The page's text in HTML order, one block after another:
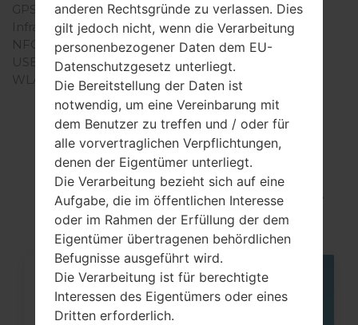
GPS
-
Infrarotanschluss
-
NFC
-
USB
USB 1.1
WLAN
-
Articles LGSGH-
E251(Samsung SGH-
E251)
anderen Rechtsgründe zu verlassen. Dies
gilt jedoch nicht, wenn die Verarbeitung
personenbezogener Daten dem EU-
Datenschutzgesetz unterliegt.
Die Bereitstellung der Daten ist
notwendig, um eine Vereinbarung mit
dem Benutzer zu treffen und / oder für
alle vorvertraglichen Verpflichtungen,
denen der Eigentümer unterliegt.
Die Verarbeitung bezieht sich auf eine
Aufgabe, die im öffentlichen Interesse
oder im Rahmen der Erfüllung der dem
Eigentümer übertragenen behördlichen
Befugnisse ausgeführt wird.
Die Verarbeitung ist für berechtigte
Interessen des Eigentümers oder eines
Dritten erforderlich.